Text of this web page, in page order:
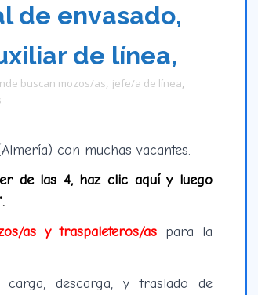
de envasado,
de línea,
buscan mozos/as, jefe/a de línea,
con muchas vacantes.
de las 4, haz clic aquí y luego
as y traspaleteros/as para la
descarga, y traslado de